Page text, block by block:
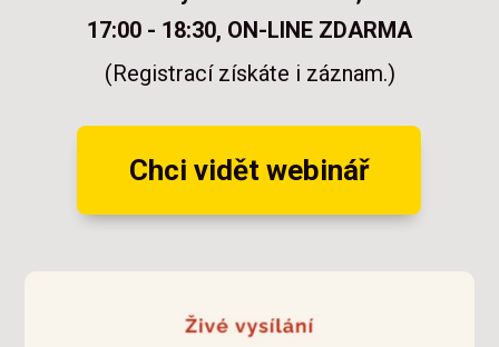
17:00 - 18:30, ON-LINE ZDARMA
(Registrací získáte i záznam.)
Chci vidět webinář